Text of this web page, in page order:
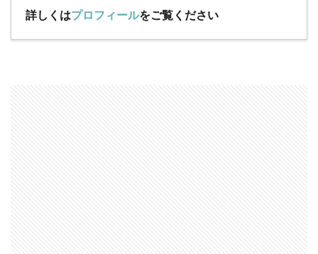
詳しくはプロフィールをご覧ください